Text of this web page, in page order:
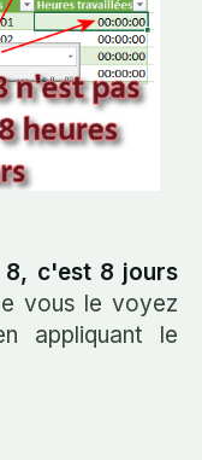
8, c'est 8 jours
vous le voyez
appliquant le